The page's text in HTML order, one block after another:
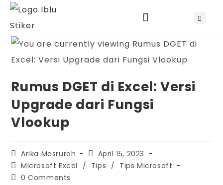
Rumus DGET di Excel: Versi
Upgrade dari Fungsi
Vlookup
Arika Masruroh
April 15, 2023
Microsoft Excel
/ Tips / Tips Microsoft
0 Comments